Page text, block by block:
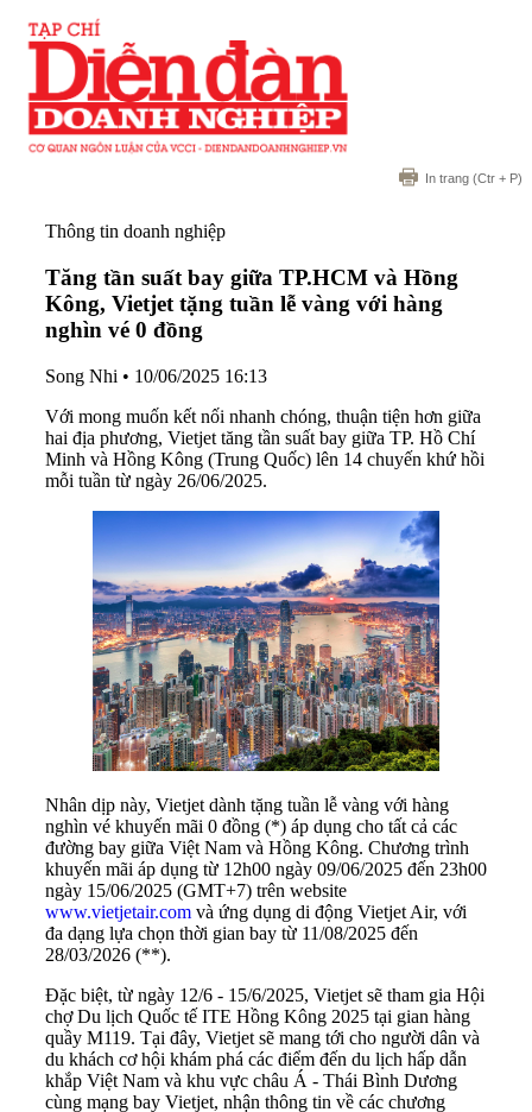
In trang (Ctr + P)
Thông tin doanh nghiệp
Tăng tần suất bay giữa TP.HCM và Hồng
Kông, Vietjet tặng tuần lễ vàng với hàng
nghìn vé 0 đồng
Song Nhi • 10/06/2025 16:13
Với mong muốn kết nối nhanh chóng, thuận tiện hơn giữa
hai địa phương, Vietjet tăng tần suất bay giữa TP. Hồ Chí
Minh và Hồng Kông (Trung Quốc) lên 14 chuyến khứ hồi
mỗi tuần từ ngày 26/06/2025.
Nhân dịp này, Vietjet dành tặng tuần lễ vàng với hàng
nghìn vé khuyến mãi 0 đồng (*) áp dụng cho tất cả các
đường bay giữa Việt Nam và Hồng Kông. Chương trình
khuyến mãi áp dụng từ 12h00 ngày 09/06/2025 đến 23h00
ngày 15/06/2025 (GMT+7) trên website
www.vietjetair.com và ứng dụng di động Vietjet Air, với
đa dạng lựa chọn thời gian bay từ 11/08/2025 đến
28/03/2026 (**).
Đặc biệt, từ ngày 12/6 - 15/6/2025, Vietjet sẽ tham gia Hội
chợ Du lịch Quốc tế ITE Hồng Kông 2025 tại gian hàng
quầy M119. Tại đây, Vietjet sẽ mang tới cho người dân và
du khách cơ hội khám phá các điểm đến du lịch hấp dẫn
khắp Việt Nam và khu vực châu Á - Thái Bình Dương
cùng mạng bay Vietjet, nhận thông tin về các chương